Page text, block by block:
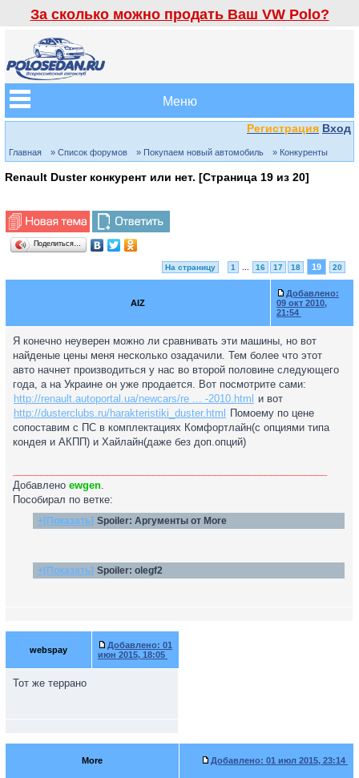
За сколько можно продать Ваш VW Polo?
Меню
Регистрация Вход
Главная » Список форумов » Покупаем новый автомобиль » Конкуренты
Renault Duster конкурент или нет. [Страница 19 из 20]
Поделиться…
На страницу 1 16 17 18 19 20
AIZ
Добавлено:
09 окт 2010,
21:54
Я конечно неуверен можно ли сравнивать эти машины, но вот
найденые цены меня несколько озадачили. Тем более что этот
авто начнет производиться у нас во второй половине следующего
года, а на Украине он уже продается. Вот посмотрите сами:
http://renault.autoportal.ua/newcars/re ... -2010.html
и вот
http://dusterclubs.ru/harakteristiki_duster.html
Помоему по цене
сопоставим с ПС в комплектациях Комфортлайн(с опциями типа
кондея и АКПП) и Хайлайн(даже без доп.опций)
Добавлено ewgen.
Пособирал по ветке:
+[Показать] Spoiler: Аргументы от More
+[Показать] Spoiler: olegf2
webspay Добавлено: 01
июн 2015, 18:05
Тот же террано
More Добавлено: 01 июл 2015, 23:14